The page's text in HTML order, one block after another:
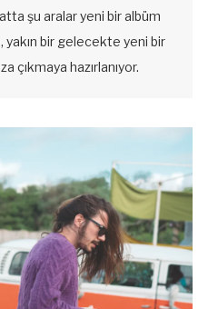
şu aralar yeni bir albüm
yakın bir gelecekte yeni bir
çıkmaya hazırlanıyor.